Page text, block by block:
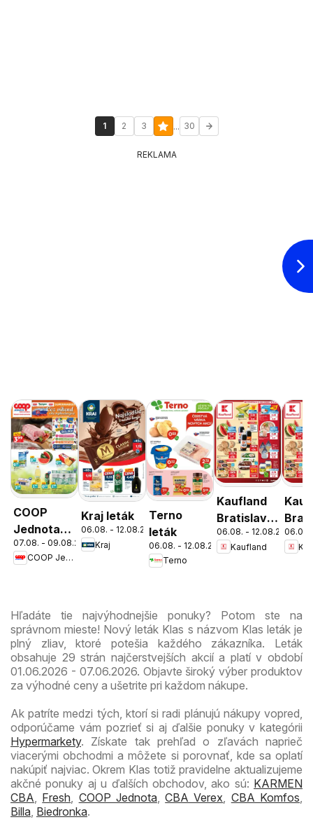
1 2 3 ... 30
REKLAMA
COOP
Jednota
cez víkend
ešte
07.08. - 09.08.2026
COOP Jednota
Kraj leták
06.08. - 12.08.2026
Kraj
Terno
leták
06.08. - 12.08.2026
Terno
Kaufland
Bratislava-
Patrónka
leták
06.08. - 12.08.2026
Kaufland
Nové
06.08.
Hľadáte tie najvýhodnejšie ponuky? Potom ste na
správnom mieste! Nový leták Klas s názvom Klas leták je
plný zliav, ktoré potešia každého zákazníka. Leták
obsahuje 29 strán najčerstvejších akcií a platí v období
01.06.2026 - 07.06.2026. Objavte široký výber produktov
za výhodné ceny a ušetrite pri každom nákupe.
Ak patríte medzi tých, ktorí si radi plánujú nákupy vopred,
odporúčame vám pozrieť si aj ďalšie ponuky v kategórii
Hypermarkety. Získate tak prehľad o zľavách naprieč
viacerými obchodmi a môžete si porovnať, kde sa oplatí
nakúpiť najviac. Okrem Klas totiž pravidelne aktualizujeme
akčné ponuky aj u ďalších obchodov, ako sú: KARMEN
CBA
Fresh COOP Jednota,CBA Verex CBA Komfos
Billa Biedronka.